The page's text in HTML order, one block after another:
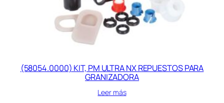
(58054.0000) KIT, PM ULTRA NX REPUESTOS PARA
GRANIZADORA
Leer más